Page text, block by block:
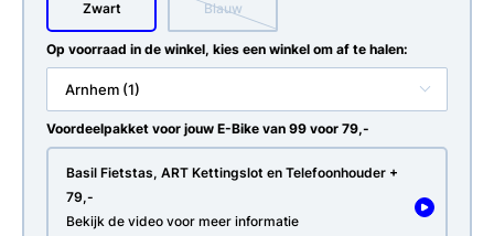
Zwart Blauw
Op voorraad in de winkel, kies een winkel om af te halen:
Arnhem (1)
Voordeelpakket voor jouw E-Bike van 99 voor 79,-
Basil Fietstas, ART Kettingslot en Telefoonhouder +
79,-
Bekijk de video voor meer informatie